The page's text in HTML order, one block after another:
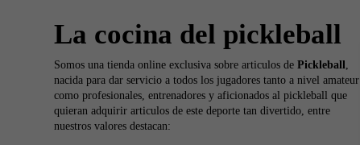
La cocina del pickleball
Somos una tienda online exclusiva sobre articulos de Pickleball
nacida para dar servicio a todos los jugadores tanto a nivel amateur
como profesionales, entrenadores y aficionados al pickleball que
quieran adquirir articulos de este deporte tan divertido, entre
nuestros valores destacan: